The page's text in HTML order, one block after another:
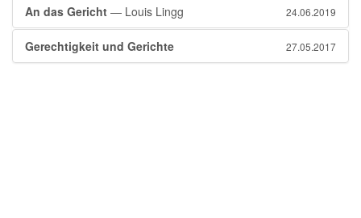
An das Gericht — Louis Lingg 24.06.2019
Gerechtigkeit und Gerichte 27.05.2017